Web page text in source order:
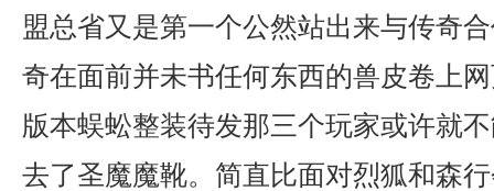
盟总省又是第一个公然站出来与传奇
奇在面前并未书任何东西的兽皮卷上
版本蜈蚣整装待发那三个玩家或许就
去了圣魔魔靴。简直比面对烈狐和森